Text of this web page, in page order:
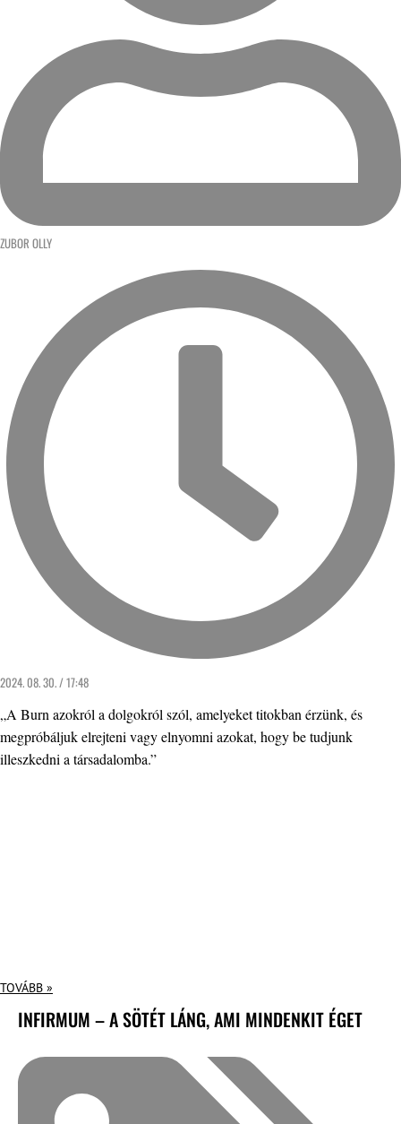
ZUBOR OLLY
2024. 08. 30. / 17:48
„A Burn azokról a dolgokról szól, amelyeket titokban érzünk, és
megpróbáljuk elrejteni vagy elnyomni azokat, hogy be tudjunk
illeszkedni a társadalomba.”
TOVÁBB »
INFIRMUM – A SÖTÉT LÁNG, AMI MINDENKIT ÉGET